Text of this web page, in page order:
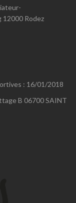
12000 Rodez
: 16/01/2018
B 06700 SAINT